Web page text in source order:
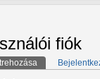
fiók
(aktív fül)